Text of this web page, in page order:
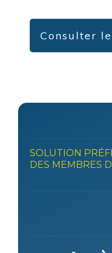
Consulter
SOLUTION
DES MEMBRES